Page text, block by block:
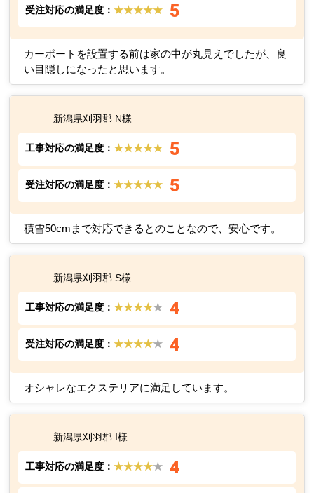
受注対応の満足度：★★★★★ 5
カーポートを設置する前は家の中が丸見えでしたが、良
い目隠しになったと思います。
新潟県刈羽郡 N様
工事対応の満足度：★★★★★ 5
受注対応の満足度：★★★★★ 5
積雪50cmまで対応できるとのことなので、安心です。
新潟県刈羽郡 S様
工事対応の満足度：★★★★★ 4
受注対応の満足度：★★★★★ 4
オシャレなエクステリアに満足しています。
新潟県刈羽郡 I様
工事対応の満足度：★★★★★ 4